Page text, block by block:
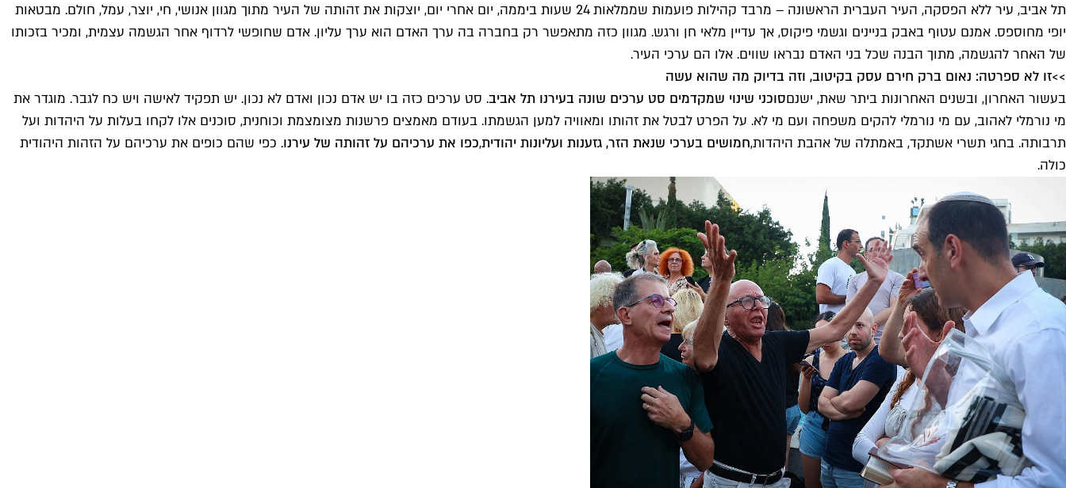
תל אביב, עיר ללא הפסקה, העיר העברית הראשונה – מרבד קהילות פועמות שממלאות 24 שעות ביממה, יום אחרי יום, יוצקות את זהותה של העיר מתוך מגוון אנושי, חי, יוצר, עמל, חולם. מבטאות
יופי מחוספס. אמנם עטוף באבק בניינים וגשמי פיקוס, אך עדיין מלאי חן ורגש. מגוון כזה מתאפשר רק בחברה בה ערך האדם הוא ערך עליון. אדם שחופשי לרדוף אחר הגשמה עצמית, ומכיר בזכותו
של האחר להגשמה, מתוך הבנה שכל בני האדם נבראו שווים. אלו הם ערכי העיר.
>>זו לא ספרטה: נאום ברק חירם עסק בקיטוב, וזה בדיוק מה שהוא עשה
בעשור האחרון, ובשנים האחרונות ביתר שאת, ישנםסוכני שינוי שמקדמים סט ערכים שונה בעירנו תל אביב. סט ערכים כזה בו יש אדם נכון ואדם לא נכון. יש תפקיד לאישה ויש כח לגבר. מוגדר את
מי נורמלי לאהוב, עם מי נורמלי להקים משפחה ועם מי לא. על הפרט לבטל את זהותו ומאוויה למען הגשמתו. בעודם מאמצים פרשנות מצומצמת וכוחנית, סוכנים אלו לקחו בעלות על היהדות ועל
תרבותה. בחגי תשרי אשתקד, באמתלה של אהבת היהדות,חמושים בערכי שנאת הזר, גזענות ועליונות יהודית,כפו את ערכיהם על זהותה של עירנו. כפי שהם כופים את ערכיהם על הזהות היהודית
כולה.